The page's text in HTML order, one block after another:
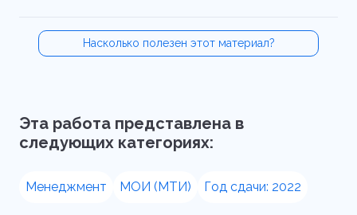
Насколько полезен этот материал?
Эта работа представлена в
следующих категориях:
Менеджмент МОИ (МТИ) Год сдачи: 2022